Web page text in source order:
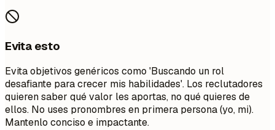
Evita esto
Evita objetivos genéricos como 'Buscando un rol
desafiante para crecer mis habilidades'. Los reclutadores
quieren saber qué valor les aportas, no qué quieres de
ellos. No uses pronombres en primera persona (yo, mi).
Mantenlo conciso e impactante.